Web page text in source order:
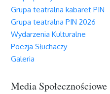
Grupa teatralna kabaret PIN
Grupa teatralna PIN 2026
Wydarzenia Kulturalne
Poezja Słuchaczy
Galeria
Media Społecznościowe